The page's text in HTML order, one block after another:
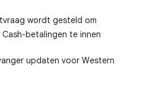
wordt gesteld om
betalingen te innen
updaten voor Western